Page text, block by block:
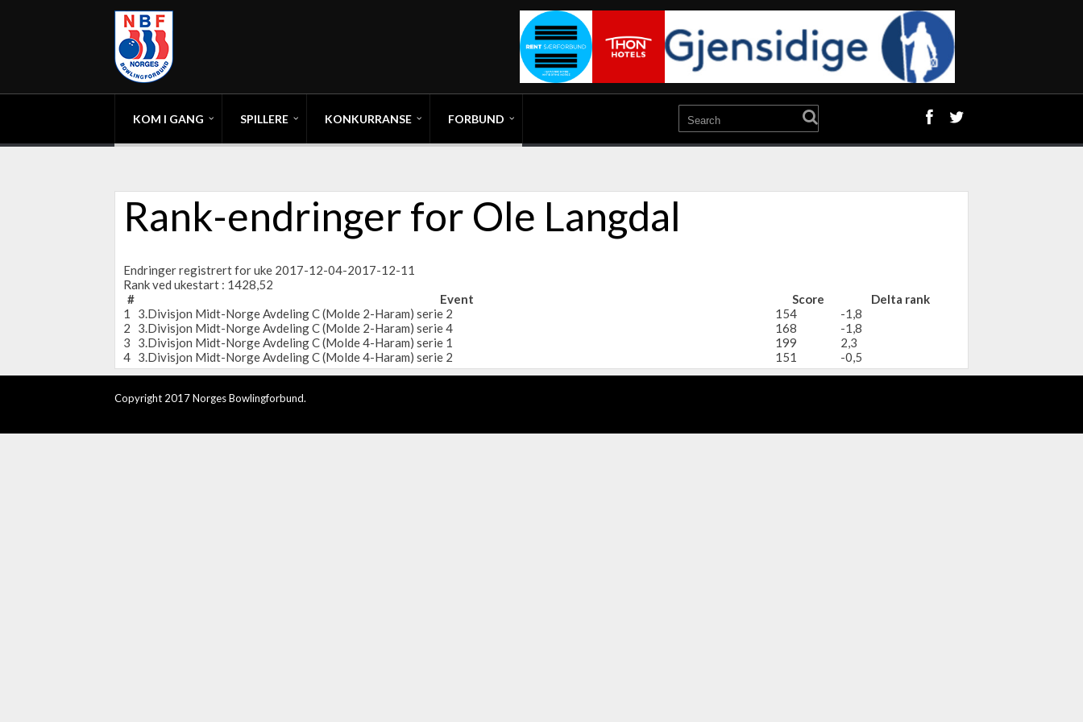
KOM I GANG SPILLERE KONKURRANSE FORBUND
Rank-endringer for Ole Langdal
Endringer registrert for uke 2017-12-04-2017-12-11
Rank ved ukestart : 1428,52
#
Event Score
Delta rank
1
3.Divisjon Midt-Norge Avdeling C (Molde 2-Haram) serie 2 154
-1,8
2
3.Divisjon Midt-Norge Avdeling C (Molde 2-Haram) serie 4 168
-1,8
3
3.Divisjon Midt-Norge Avdeling C (Molde 4-Haram) serie 1 199
2,3
4 3.Divisjon Midt-Norge Avdeling C (Molde 4-Haram) serie 2 151 -0,5
Copyright 2017 Norges Bowlingforbund.